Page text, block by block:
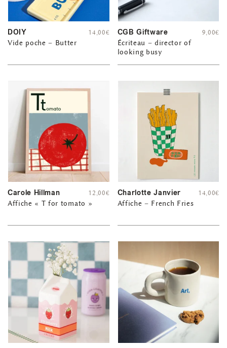
DOIY
Vide poche – Butter
14,00€ CGB Giftware
Écriteau – director of
looking busy
9,00€
Carole Hillman
Affiche « T for tomato »
12,00€ Charlotte Janvier
Affiche – French Fries
14,00€